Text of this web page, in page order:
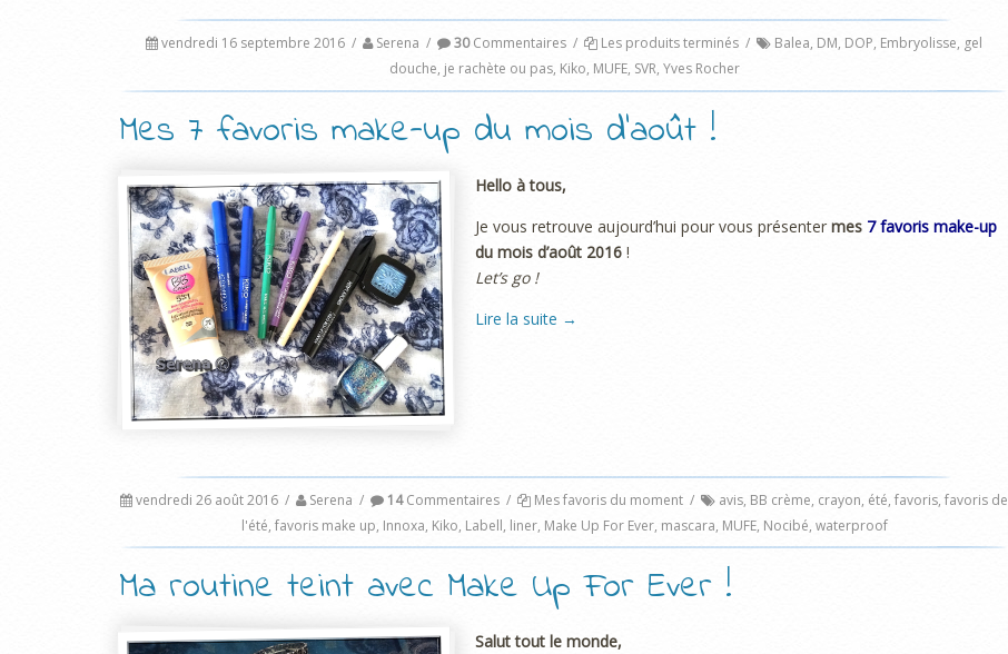
vendredi 16 septembre 2016 / Serena / 30Commentaires / Les produits terminés / Balea, DM, DOP, Embryolisse, gel
douche, je rachète ou pas, Kiko, MUFE, SVR, Yves Rocher
Mes 7 favoris make-up du mois d’août !
Hello à tous,
Je vous retrouve aujourd’hui pour vous présenter mes 7 favoris make-up
du mois d’août 2016 !
Let’s go !
Lire la suite →
vendredi 26 août 2016 / Serena / 14Commentaires / Mes favoris du moment / avis, BB crème, crayon, été, favoris, favoris de
l'été, favoris make up, Innoxa, Kiko, Labell, liner, Make Up For Ever, mascara, MUFE, Nocibé, waterproof
Ma routine teint avec Make Up For Ever !
Salut tout le monde,